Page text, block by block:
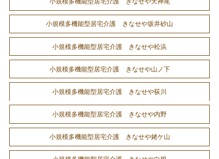
小規模多機能型居宅介護 きなせや坂井砂山
小規模多機能型居宅介護 きなせや松浜
小規模多機能型居宅介護 きなせや山ノ下
小規模多機能型居宅介護 きなせや荻川
小規模多機能型居宅介護 きなせや内野
小規模多機能型居宅介護 きなせや姥ケ山